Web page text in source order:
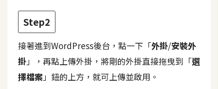
字
型
網
站
Step2
接著進到WordPress後台，點一下「外掛/安裝外
掛」，再點上傳外掛，將剛的外掛直接拖曳到「選
擇檔案」鈕的上方，就可上傳並啟用。